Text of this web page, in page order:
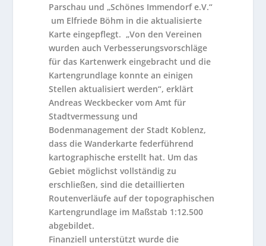
Parschau und „Schönes Immendorf e.V.“
um Elfriede Böhm in die aktualisierte
Karte eingepflegt. „Von den Vereinen
wurden auch Verbesserungsvorschläge
für das Kartenwerk eingebracht und die
Kartengrundlage konnte an einigen
Stellen aktualisiert werden“, erklärt
Andreas Weckbecker vom Amt für
Stadtvermessung und
Bodenmanagement der Stadt Koblenz,
dass die Wanderkarte federführend
kartographische erstellt hat. Um das
Gebiet möglichst vollständig zu
erschließen, sind die detaillierten
Routenverläufe auf der topographischen
Kartengrundlage im Maßstab 1:12.500
abgebildet.
Finanziell unterstützt wurde die